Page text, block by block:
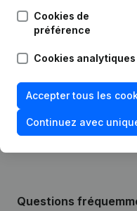
02-07-2024
02-06-2020
22-01-2020
Questions
Cookies de
préférence
Cookies analytiques
Accepter tous les
Continuez avec